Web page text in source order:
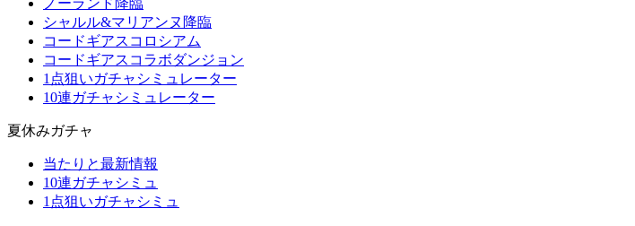
ノーランド降臨
シャルル&マリアンヌ降臨
コードギアスコロシアム
コードギアスコラボダンジョン
1点狙いガチャシミュレーター
10連ガチャシミュレーター
夏休みガチャ
当たりと最新情報
10連ガチャシミュ
1点狙いガチャシミュ